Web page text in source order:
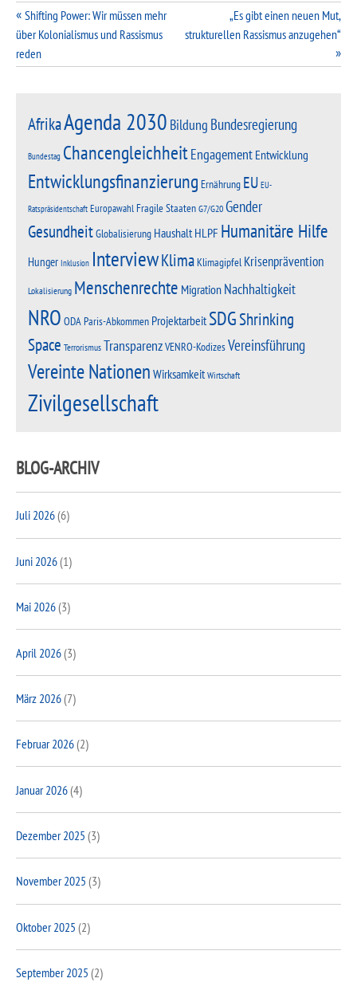
Beitragsnavigation
Shifting Power: Wir müssen mehr
über Kolonialismus und Rassismus
reden
„Es gibt einen neuen Mut,
strukturellen Rassismus anzugehen“
AfrikaAgenda 2030 Bildung Bundesregierung
Bundestag ChancengleichheitEngagement Entwicklung
Entwicklungsfinanzierung Ernährung EU EU-
Ratspräsidentschaft EuropawahlFragile StaatenG7/G20Gender
GesundheitGlobalisierung HaushaltHLPF Humanitäre Hilfe
Hunger Inklusion InterviewKlimaKlimagipfel Krisenprävention
Lokalisierung Menschenrechte Migration Nachhaltigkeit
NRO ODAParis-Abkommen ProjektarbeitSDGShrinking
Space TerrorismusTransparenzVENRO-KodizesVereinsführung
Vereinte Nationen Wirksamkeit Wirtschaft
Zivilgesellschaft
BLOG-ARCHIV
Juli 2026(6)
Juni 2026(1)
Mai 2026(3)
April 2026(3)
März 2026(7)
Februar 2026(2)
Januar 2026(4)
Dezember 2025 (3)
November 2025 (3)
Oktober 2025 (2)
September 2025 (2)